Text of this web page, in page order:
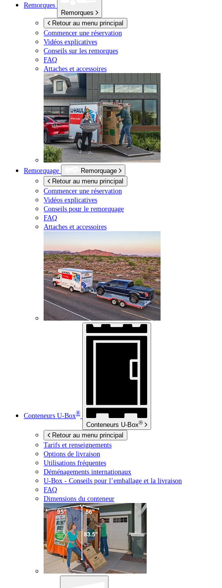
Remorques
Remorques
Retour au menu principal
Commencer une réservation
Vidéos explicatives
Conseils sur les remorques
FAQ
Attaches et accessoires
Remorquage
Remorquage
Retour au menu principal
Commencer une réservation
Vidéos explicatives
Conseils pour le remorquage
FAQ
Attaches et accessoires
Conteneurs U-Box®
Conteneurs U-Box®
Retour au menu principal
Tarifs et renseignements
Options de livraison
Utilisations fréquentes
Déménagements internationaux
U-Box - Conseils pour l’emballage et la livraison
FAQ
Dimensions du conteneur